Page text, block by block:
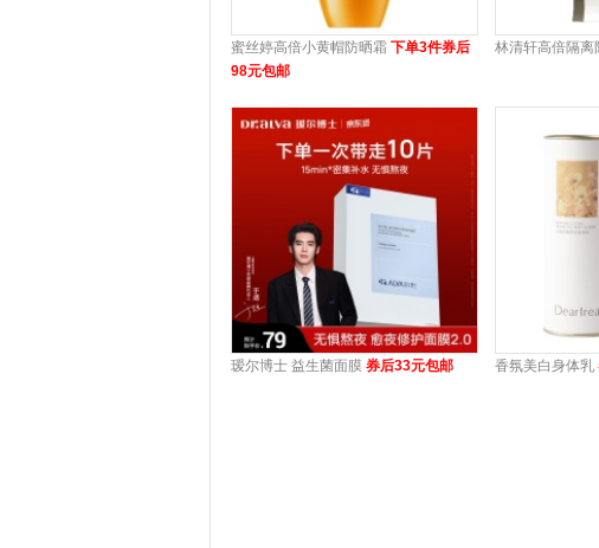
蜜丝婷高倍小黄帽防晒霜 下单3件券后
98元包邮
林清轩高倍隔离
瑷尔博士 益生菌面膜 券后33元包邮 香氛美白身体乳